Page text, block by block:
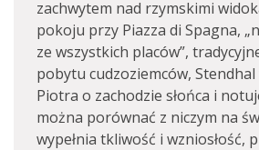
zachwytem nad rzymskimi
pokoju przy Piazza di Spagna,
ze wszystkich placów”,
pobytu cudzoziemców, Stendhal
Piotra o zachodzie słońca i
można porównać z niczym na
wypełnia tkliwość i wzniosłość,